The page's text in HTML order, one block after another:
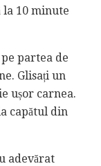
10 minute
partea de
Glisați un
ușor carnea.
capătul din
adevărat